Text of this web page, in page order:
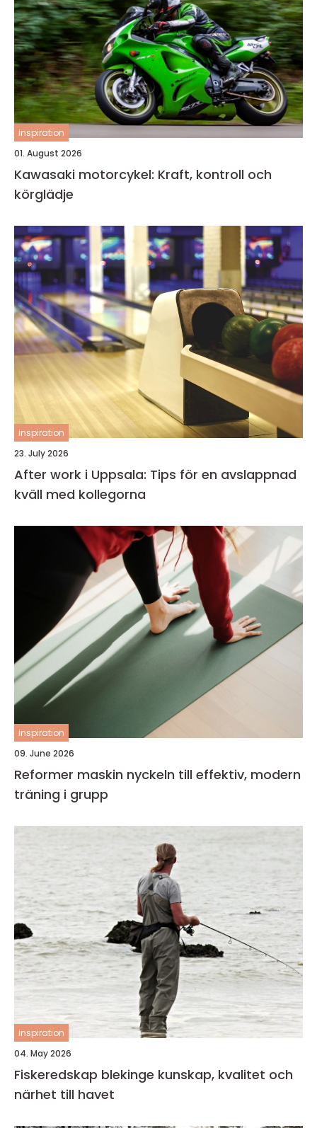
inspiration
01. August 2026
Kawasaki motorcykel: Kraft, kontroll och
körglädje
inspiration
23. July 2026
After work i Uppsala: Tips för en avslappnad
kväll med kollegorna
inspiration
09. June 2026
Reformer maskin nyckeln till effektiv, modern
träning i grupp
inspiration
04. May 2026
Fiskeredskap blekinge kunskap, kvalitet och
närhet till havet